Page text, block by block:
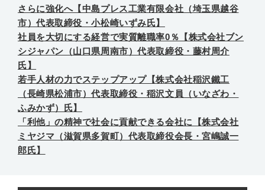
さらに強化へ【中島プレス工業有限会社（埼玉県越谷
市）代表取締役・小松崎いずみ氏】
社員を大切にする経営で実質離職率0％【株式会社ブン
シジャパン（山口県周南市）代表取締役・藤村周介
氏】
若手人材の力でステップアップ【株式会社稲沢鐵工
（長崎県松浦市）代表取締役・稲沢文員（いなざわ・
ふみかず）氏】
「利他」の精神で社会に貢献できる会社に【株式会社
ミヤジマ（滋賀県多賀町）代表取締役会長・宮嶋誠一
郎氏】